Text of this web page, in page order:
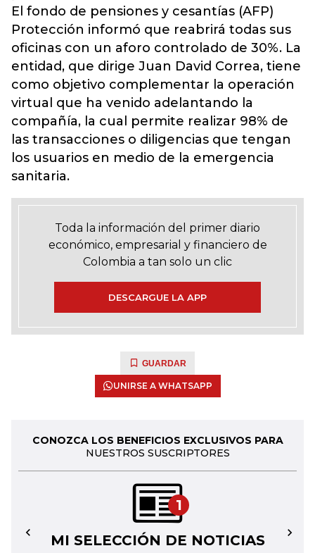
El fondo de pensiones y cesantías (AFP)
Protección informó que reabrirá todas sus
oficinas con un aforo controlado de 30%. La
entidad, que dirige Juan David Correa, tiene
como objetivo complementar la operación
virtual que ha venido adelantando la
compañía, la cual permite realizar 98% de
las transacciones o diligencias que tengan
los usuarios en medio de la emergencia
sanitaria.
Toda la información del primer diario
económico, empresarial y financiero de
Colombia a tan solo un clic
DESCARGUE LA APP
GUARDAR
UNIRSE A WHATSAPP
CONOZCA LOS BENEFICIOS EXCLUSIVOS PARA
NUESTROS SUSCRIPTORES
1
MI SELECCIÓN DE NOTICIAS
← →